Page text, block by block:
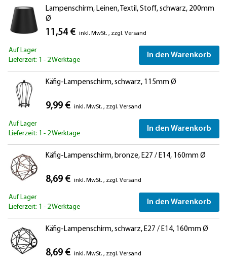
Lampenschirm, Leinen, Textil, Stoff, schwarz, 200mm
Ø
11,54 € inkl. MwSt. , zzgl. Versand
Auf Lager
Lieferzeit: 1 - 2 Werktage
In den Warenkorb
Käfig-Lampenschirm, schwarz, 115mm Ø
9,99 € inkl. MwSt. , zzgl. Versand
Auf Lager
Lieferzeit: 1 - 2 Werktage
In den Warenkorb
Käfig-Lampenschirm, bronze, E27 / E14, 160mm Ø
8,69 € inkl. MwSt. , zzgl. Versand
Auf Lager
Lieferzeit: 1 - 2 Werktage
In den Warenkorb
Käfig-Lampenschirm, schwarz, E27 / E14, 160mm Ø
8,69 € inkl. MwSt. , zzgl. Versand